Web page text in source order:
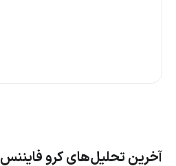
آخرین تحلیل‌های کرو فایننس